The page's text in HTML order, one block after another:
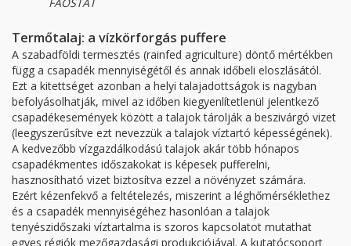
Termőtalaj: a vízkörforgás puffere
A szabadföldi termesztés (rainfed agriculture) döntő mértékben
függ a csapadék mennyiségétől és annak időbeli eloszlásától.
Ezt a kitettséget azonban a helyi talajadottságok is nagyban
befolyásolhatják, mivel az időben kiegyenlítetlenül jelentkező
csapadékesemények között a talajok tárolják a beszivárgó vizet
(leegyszerűsítve ezt nevezzük a talajok víztartó képességének).
A kedvezőbb vízgazdálkodású talajok akár több hónapos
csapadékmentes időszakokat is képesek pufferelni,
hasznosítható vizet biztosítva ezzel a növényzet számára.
Ezért kézenfekvő a feltételezés, miszerint a léghőmérséklethez
és a csapadék mennyiségéhez hasonlóan a talajok
tenyészidőszaki víztartalma is szoros kapcsolatot mutathat
egyes régiók mezőgazdasági produkciójával. A kutatócsoport